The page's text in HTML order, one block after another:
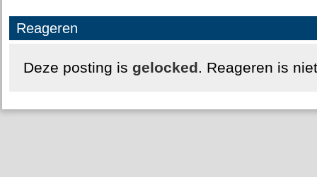
Reageren
Deze posting is gelocked. Reageren is